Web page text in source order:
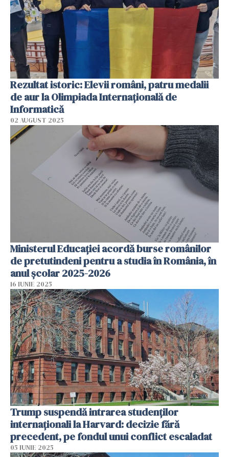
Rezultat istoric: Elevii români, patru medalii
de aur la Olimpiada Internaţională de
Informatică
02 AUGUST 2025
Ministerul Educației acordă burse românilor
de pretutindeni pentru a studia în România, în
anul școlar 2025-2026
16 IUNIE 2025
Trump suspendă intrarea studenților
internaționali la Harvard: decizie fără
precedent, pe fondul unui conflict escaladat
05 IUNIE 2025